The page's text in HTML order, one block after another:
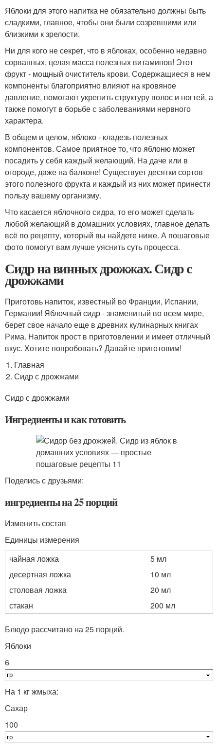
Яблоки для этого напитка не обязательно должны быть
сладкими, главное, чтобы они были созревшими или
близкими к зрелости.
Ни для кого не секрет, что в яблоках, особенно недавно
сорванных, целая масса полезных витаминов! Этот
фрукт - мощный очиститель крови. Содержащиеся в нем
компоненты благоприятно влияют на кровяное
давление, помогают укрепить структуру волос и ногтей, а
также помогут в борьбе с заболеваниями нервного
характера.
В общем и целом, яблоко - кладезь полезных
компонентов. Самое приятное то, что яблоню может
посадить у себя каждый желающий. На даче или в
огороде, даже на балконе! Существует десятки сортов
этого полезного фрукта и каждый из них может принести
пользу вашему организму.
Что касается яблочного сидра, то его может сделать
любой желающий в домашних условиях, главное делать
всё по рецепту, который вы найдете ниже. А пошаговые
фото помогут вам лучше уяснить суть процесса.
Сидр на винных дрожжах. Сидр с
дрожжами
Приготовь напиток, известный во Франции, Испании,
Германии! Яблочный сидр - знаменитый во всем мире,
берет свое начало еще в древних кулинарных книгах
Рима. Напиток прост в приготовлении и имеет отличный
вкус. Хотите попробовать? Давайте приготовим!
Главная
Сидр с дрожжами
Сидр с дрожжами
Ингредиенты и как готовить
Поделись с друзьями:
ингредиенты на 25 порций
Изменить состав
Единицы измерения
чайная ложка
5 мл
десертная ложка
10 мл
столовая ложка
20 мл
стакан
200 мл
Блюдо рассчитано на 25 порций.
Яблоки
6
На 1 кг жмыха:
Сахар
100